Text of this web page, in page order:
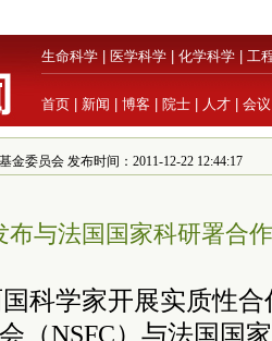
生命科学 医学科学 化学科学 工
首页 新闻 博客 院士 人才 会议
委员会 发布时间：2011-12-22 12:44:17
布与法国国家科研署合
科学家开展实质性
（NSFC）与法国国